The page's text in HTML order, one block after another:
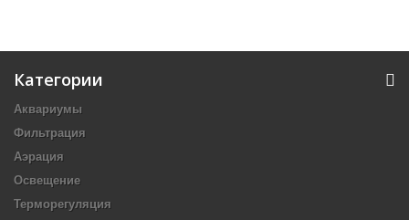
Категории
Аквариумы
Фильтрация
Аэрация
Освещение
Терморегуляция